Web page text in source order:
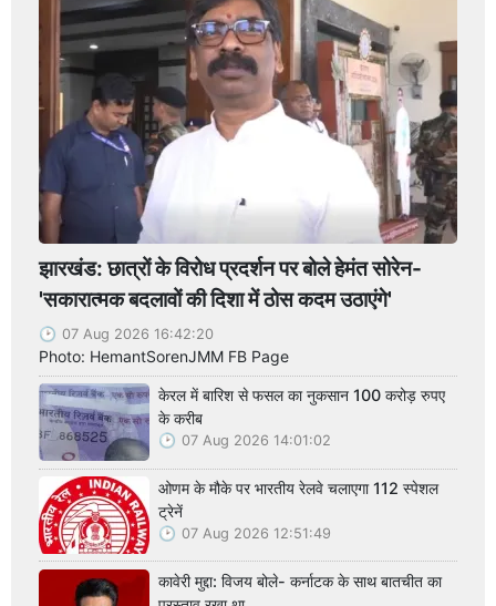
झारखंड: छात्रों के विरोध प्रदर्शन पर बोले हेमंत सोरेन-
'सकारात्मक बदलावों की दिशा में ठोस कदम उठाएंगे'
07 Aug 2026 16:42:20
Photo: HemantSorenJMM FB Page
केरल में बारिश से फसल का नुकसान 100 करोड़ रुपए
के करीब
07 Aug 2026 14:01:02
ओणम के मौके पर भारतीय रेलवे चलाएगा 112 स्पेशल
ट्रेनें
07 Aug 2026 12:51:49
कावेरी मुद्दा: विजय बोले- कर्नाटक के साथ बातचीत का